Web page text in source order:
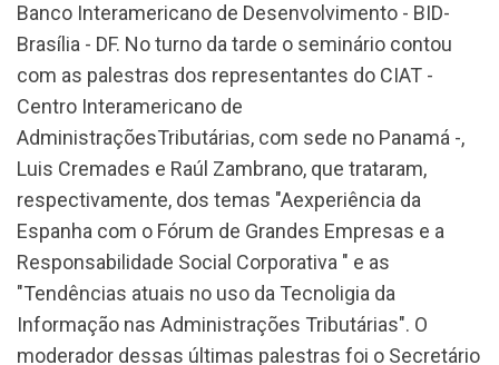
Banco Interamericano de Desenvolvimento - BID-
Brasília - DF. No turno da tarde o seminário contou
com as palestras dos representantes do CIAT -
Centro Interamericano de
AdministraçõesTributárias, com sede no Panamá -,
Luis Cremades e Raúl Zambrano, que trataram,
respectivamente, dos temas "Aexperiência da
Espanha com o Fórum de Grandes Empresas e a
Responsabilidade Social Corporativa " e as
"Tendências atuais no uso da Tecnoligia da
Informação nas Administrações Tributárias". O
moderador dessas últimas palestras foi o Secretário